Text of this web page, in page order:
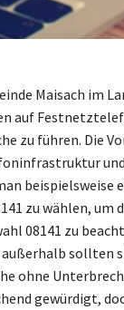
Maisach im
auf
zu führen. Die
beispielsweise
zu wählen, um
08141 zu
sollten
ohne
gewürdigt,